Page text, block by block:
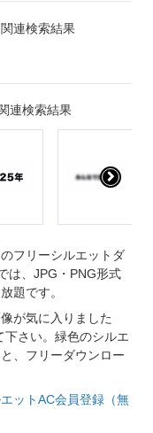
連検索結果
連検索結果
フリーシルエットダ
は、JPG・PNG形式
題です。
が気に入りました
下さい。緑色のシルエ
、フリーダウンロー
ットAC会員登録（無